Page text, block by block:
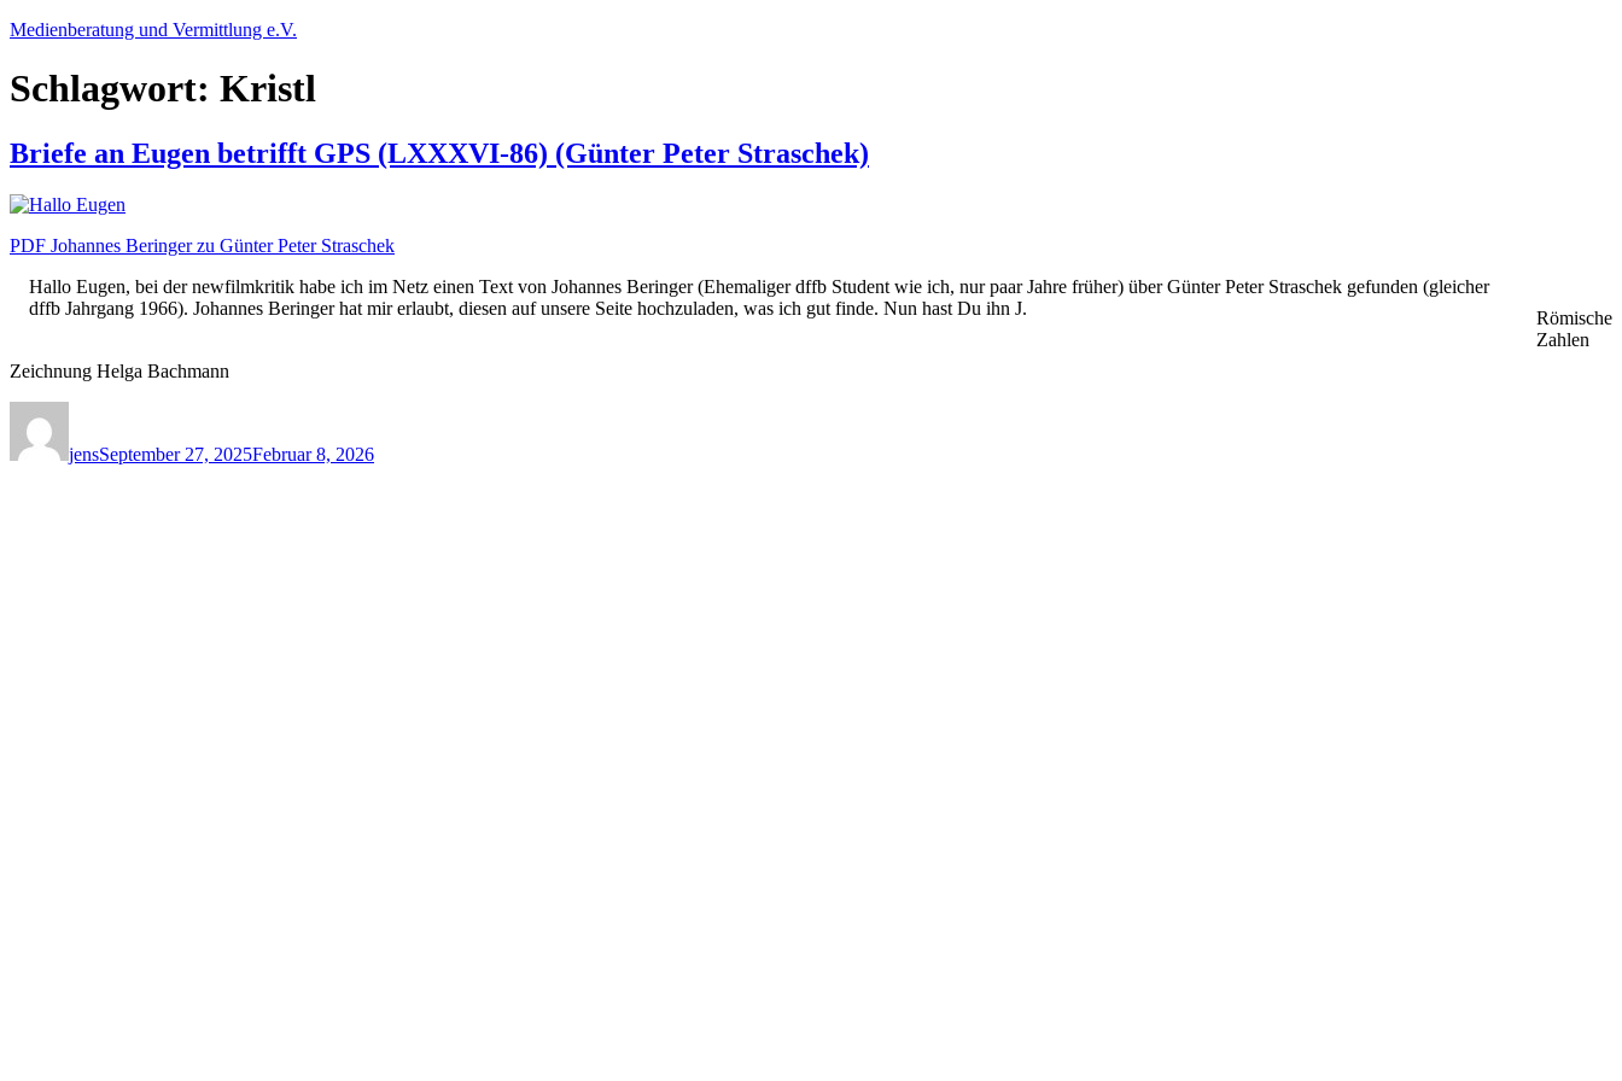
Zum
springen
Medienberatung und Vermittlung e.V.
Schlagwort: Kristl
Briefe an Eugen betrifft GPS (LXXXVI-86) (Günter Peter Straschek)
PDF Johannes Beringer zu Günter Peter Straschek
Römische
Zahlen
Hallo Eugen, bei der newfilmkritik habe ich im Netz einen Text von Johannes Beringer (Ehemaliger dffb Student wie ich, nur paar Jahre früher) über Günter Peter Straschek gefunden (gleicher
dffb Jahrgang 1966). Johannes Beringer hat mir erlaubt, diesen auf unsere Seite hochzuladen, was ich gut finde. Nun hast Du ihn J.
Zeichnung Helga Bachmann
jensSeptember 27, 2025Februar 8, 2026